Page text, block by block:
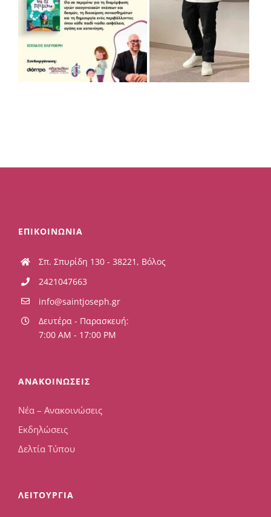
ΕΠΙΚΟΙΝΩΝΙΑ
Σπ. Σπυρίδη 130 - 38221, Βόλος
2421047663
info@saintjoseph.gr
Δευτέρα - Παρασκευή:
7:00 AM - 17:00 PM
ΑΝΑΚΟΙΝΩΣΕΙΣ
Νέα – Ανακοινώσεις
Εκδηλώσεις
Δελτία Τύπου
ΛΕΙΤΟΥΡΓΙΑ